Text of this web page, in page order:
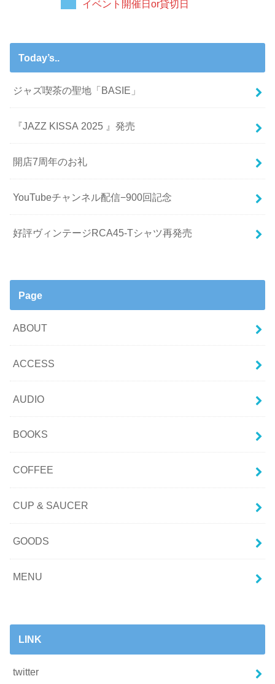
イベント開催日or貸切日
Today’s..
ジャズ喫茶の聖地「BASIE」
『JAZZ KISSA 2025 』発売
開店7周年のお礼
YouTubeチャンネル配信−900回記念
好評ヴィンテージRCA45-Tシャツ再発売
Page
ABOUT
ACCESS
AUDIO
BOOKS
COFFEE
CUP & SAUCER
GOODS
MENU
LINK
twitter